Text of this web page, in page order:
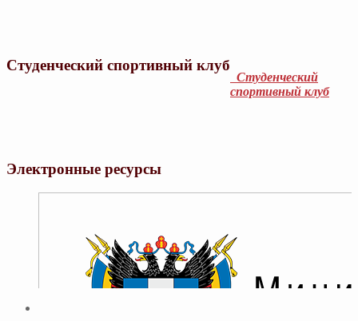
Студенческий спортивный клуб
Студенческий
спортивный клуб
Электронные ресурсы